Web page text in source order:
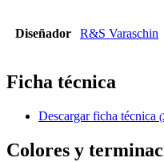
Diseñador R&S Varaschin
Ficha técnica
Descargar ficha técnica
Colores y